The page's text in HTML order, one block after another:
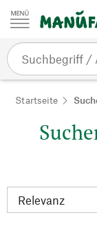
Zum Inhalt springen
Startseite